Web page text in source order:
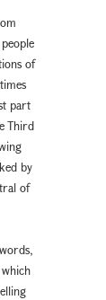
of
part
Third
by
of